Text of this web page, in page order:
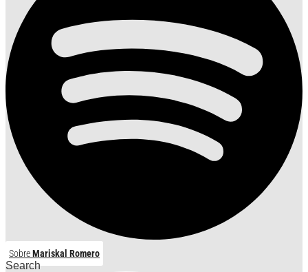
SobreMariskal Romero
Search